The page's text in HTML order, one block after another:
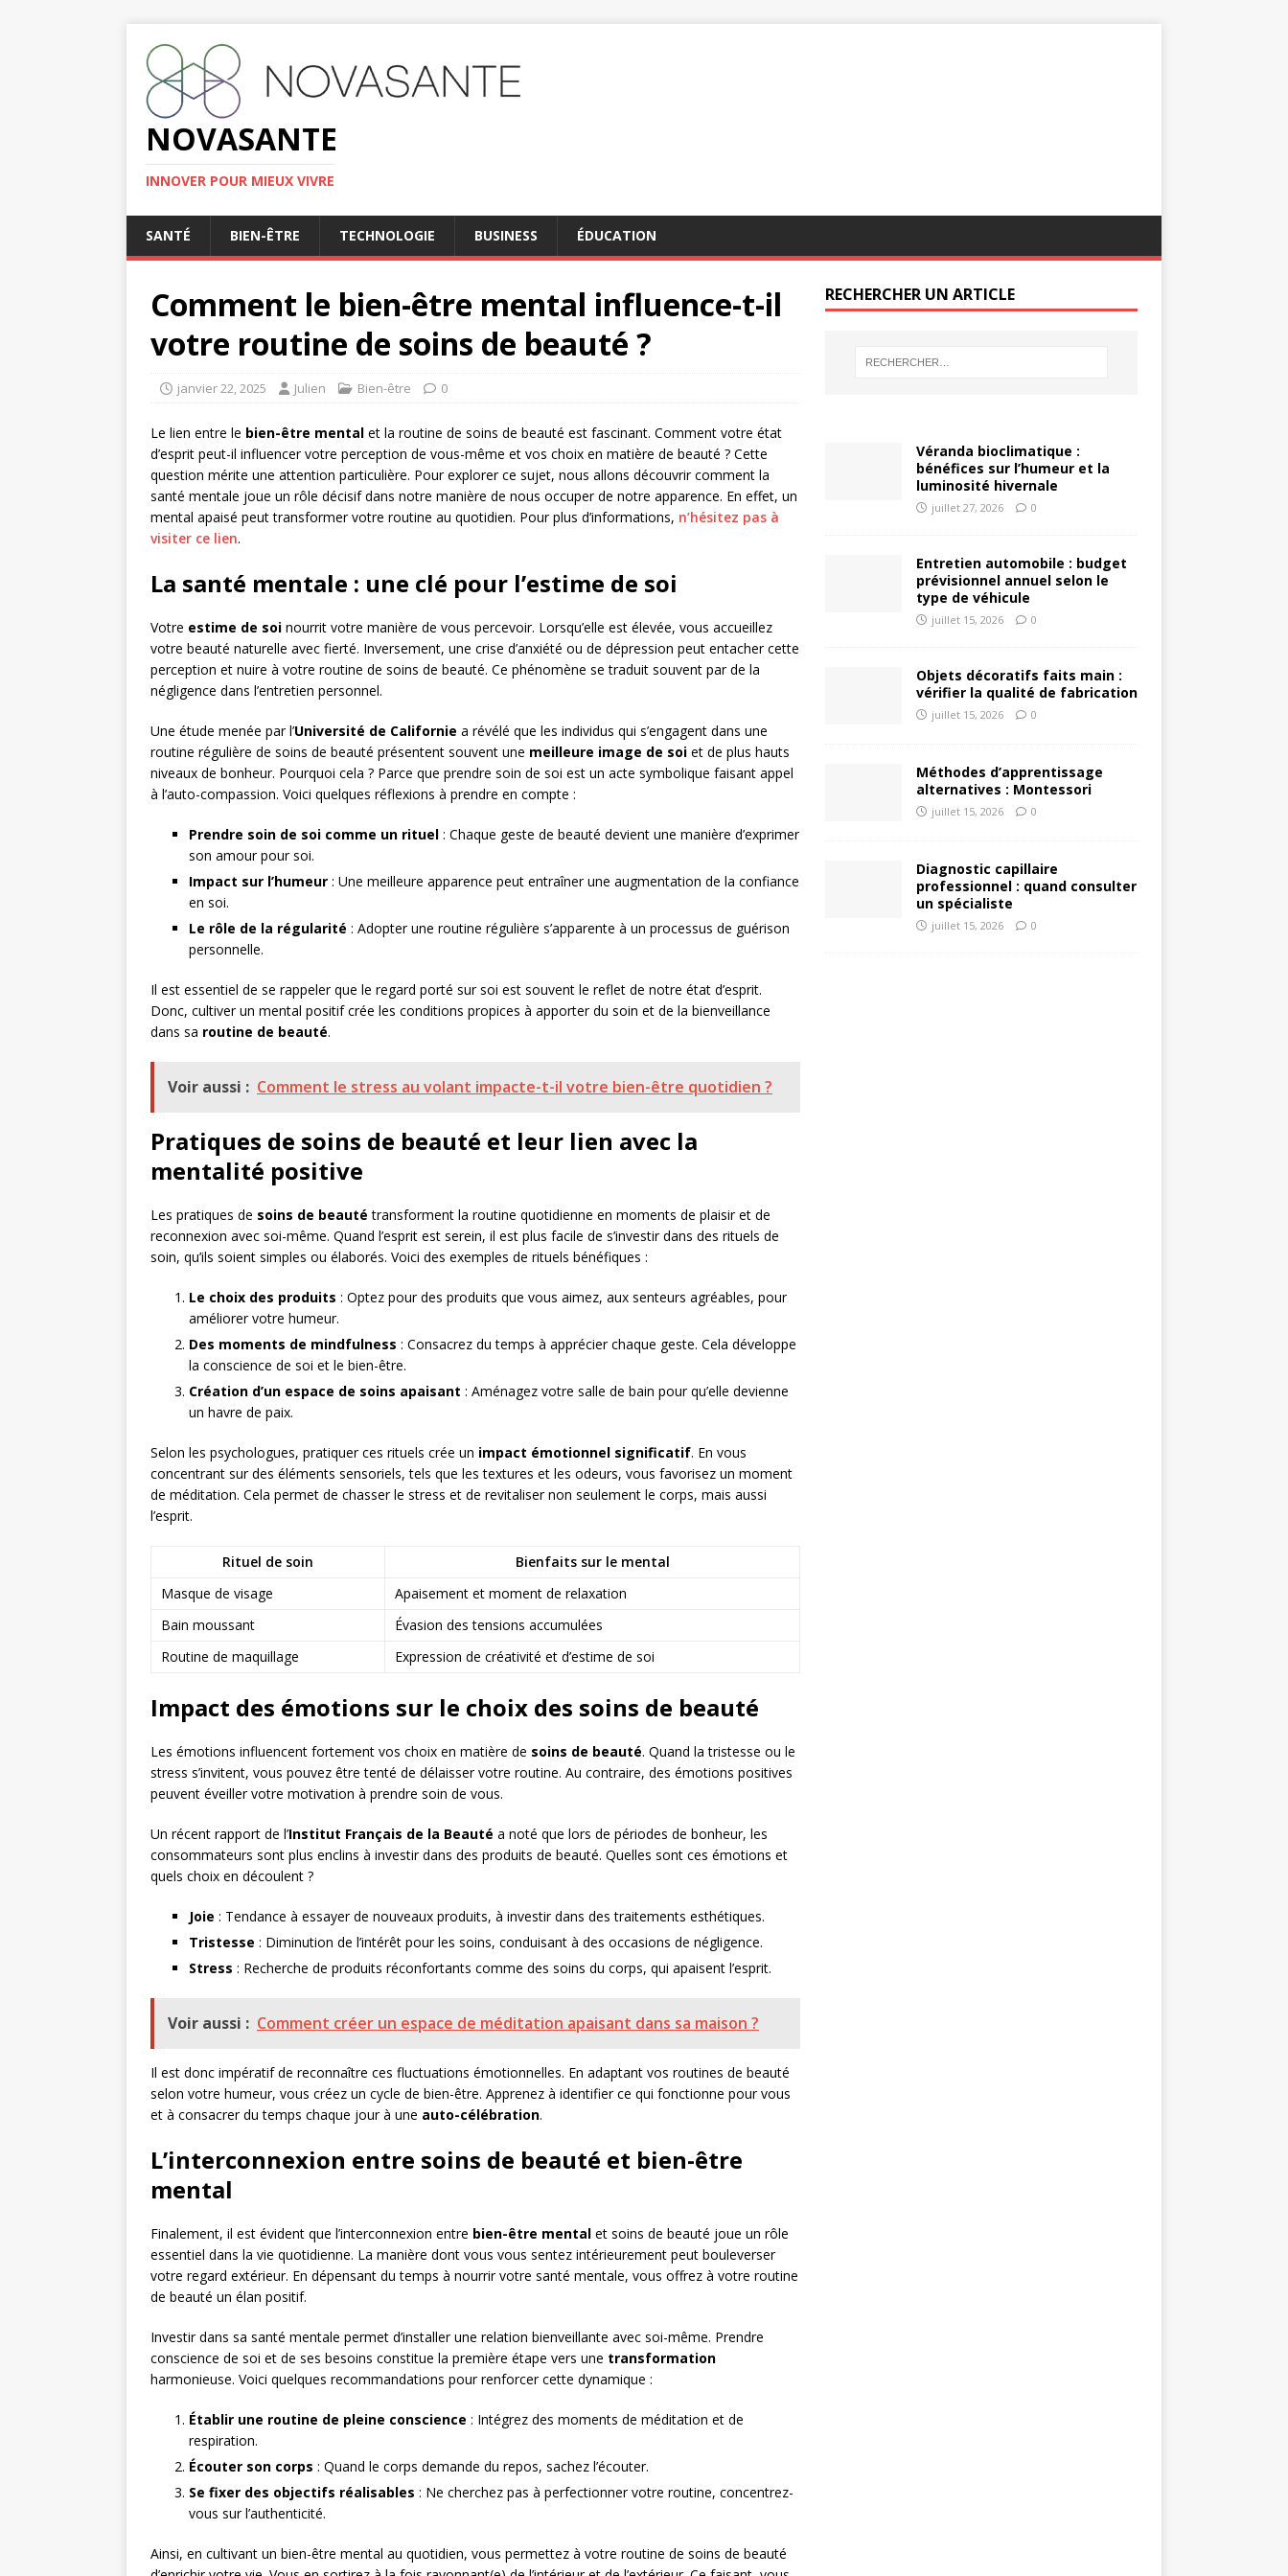
NOVASANTE
INNOVER POUR MIEUX VIVRE
SANTÉ BIEN-ÊTRE TECHNOLOGIE BUSINESS ÉDUCATION
Comment le bien-être mental influence-t-il
votre routine de soins de beauté ?
janvier 22, 2025 Julien Bien-être 0
Le lien entre le bien-être mental et la routine de soins de beauté est fascinant. Comment votre état
d’esprit peut-il influencer votre perception de vous-même et vos choix en matière de beauté ? Cette
question mérite une attention particulière. Pour explorer ce sujet, nous allons découvrir comment la
santé mentale joue un rôle décisif dans notre manière de nous occuper de notre apparence. En effet, un
mental apaisé peut transformer votre routine au quotidien. Pour plus d’informations, n’hésitez pas à
visiter ce lien.
La santé mentale : une clé pour l’estime de soi
Votre estime de soi nourrit votre manière de vous percevoir. Lorsqu’elle est élevée, vous accueillez
votre beauté naturelle avec fierté. Inversement, une crise d’anxiété ou de dépression peut entacher cette
perception et nuire à votre routine de soins de beauté. Ce phénomène se traduit souvent par de la
négligence dans l’entretien personnel.
Une étude menée par l’Université de Californie a révélé que les individus qui s’engagent dans une
routine régulière de soins de beauté présentent souvent une meilleure image de soi et de plus hauts
niveaux de bonheur. Pourquoi cela ? Parce que prendre soin de soi est un acte symbolique faisant appel
à l’auto-compassion. Voici quelques réflexions à prendre en compte :
Prendre soin de soi comme un rituel : Chaque geste de beauté devient une manière d’exprimer
son amour pour soi.
Impact sur l’humeur : Une meilleure apparence peut entraîner une augmentation de la confiance
en soi.
Le rôle de la régularité : Adopter une routine régulière s’apparente à un processus de guérison
personnelle.
Il est essentiel de se rappeler que le regard porté sur soi est souvent le reflet de notre état d’esprit.
Donc, cultiver un mental positif crée les conditions propices à apporter du soin et de la bienveillance
dans sa routine de beauté.
Voir aussi : Comment le stress au volant impacte-t-il votre bien-être quotidien ?
Pratiques de soins de beauté et leur lien avec la
mentalité positive
Les pratiques de soins de beauté transforment la routine quotidienne en moments de plaisir et de
reconnexion avec soi-même. Quand l’esprit est serein, il est plus facile de s’investir dans des rituels de
soin, qu’ils soient simples ou élaborés. Voici des exemples de rituels bénéfiques :
Le choix des produits : Optez pour des produits que vous aimez, aux senteurs agréables, pour
améliorer votre humeur.
Des moments de mindfulness : Consacrez du temps à apprécier chaque geste. Cela développe
la conscience de soi et le bien-être.
Création d’un espace de soins apaisant : Aménagez votre salle de bain pour qu’elle devienne
un havre de paix.
Selon les psychologues, pratiquer ces rituels crée un impact émotionnel significatif. En vous
concentrant sur des éléments sensoriels, tels que les textures et les odeurs, vous favorisez un moment
de méditation. Cela permet de chasser le stress et de revitaliser non seulement le corps, mais aussi
l’esprit.
Rituel de soin
Bienfaits sur le mental
Masque de visage
Apaisement et moment de relaxation
Bain moussant
Évasion des tensions accumulées
Routine de maquillage
Expression de créativité et d’estime de soi
Impact des émotions sur le choix des soins de beauté
Les émotions influencent fortement vos choix en matière de soins de beauté. Quand la tristesse ou le
stress s’invitent, vous pouvez être tenté de délaisser votre routine. Au contraire, des émotions positives
peuvent éveiller votre motivation à prendre soin de vous.
Un récent rapport de l’Institut Français de la Beauté a noté que lors de périodes de bonheur, les
consommateurs sont plus enclins à investir dans des produits de beauté. Quelles sont ces émotions et
quels choix en découlent ?
Joie : Tendance à essayer de nouveaux produits, à investir dans des traitements esthétiques.
Tristesse : Diminution de l’intérêt pour les soins, conduisant à des occasions de négligence.
Stress : Recherche de produits réconfortants comme des soins du corps, qui apaisent l’esprit.
Voir aussi : Comment créer un espace de méditation apaisant dans sa maison ?
Il est donc impératif de reconnaître ces fluctuations émotionnelles. En adaptant vos routines de beauté
selon votre humeur, vous créez un cycle de bien-être. Apprenez à identifier ce qui fonctionne pour vous
et à consacrer du temps chaque jour à une auto-célébration.
L’interconnexion entre soins de beauté et bien-être
mental
Finalement, il est évident que l’interconnexion entre bien-être mental et soins de beauté joue un rôle
essentiel dans la vie quotidienne. La manière dont vous vous sentez intérieurement peut bouleverser
votre regard extérieur. En dépensant du temps à nourrir votre santé mentale, vous offrez à votre routine
de beauté un élan positif.
Investir dans sa santé mentale permet d’installer une relation bienveillante avec soi-même. Prendre
conscience de soi et de ses besoins constitue la première étape vers une transformation
harmonieuse. Voici quelques recommandations pour renforcer cette dynamique :
Établir une routine de pleine conscience : Intégrez des moments de méditation et de
respiration.
Écouter son corps : Quand le corps demande du repos, sachez l’écouter.
Se fixer des objectifs réalisables : Ne cherchez pas à perfectionner votre routine, concentrez-
vous sur l’authenticité.
Ainsi, en cultivant un bien-être mental au quotidien, vous permettez à votre routine de soins de beauté
RECHERCHER UN ARTICLE
Véranda bioclimatique :
bénéfices sur l’humeur et la
luminosité hivernale
juillet 27, 2026 0
Entretien automobile : budget
prévisionnel annuel selon le
type de véhicule
juillet 15, 2026 0
Objets décoratifs faits main :
vérifier la qualité de fabrication
juillet 15, 2026 0
Méthodes d’apprentissage
alternatives : Montessori
juillet 15, 2026 0
Diagnostic capillaire
professionnel : quand consulter
un spécialiste
juillet 15, 2026 0